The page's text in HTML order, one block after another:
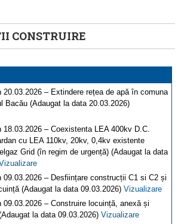
CONSTRUIRE
20.03.2026 – Extindere rețea de apă în comuna
Bacău (Adaugat la data 20.03.2026)
18.03.2026 – Coexistenta LEA 400kv D.C.
cu LEA 110kv, 20kv, 0,4kv existente
Grid (în regim de urgență) (Adaugat la data
09.03.2026 – Desființare construcții C1 si C2 și
(Adaugat la data 09.03.2026) Vizualizare
09.03.2026 – Construire locuință, anexă și
la data 09.03.2026) Vizualizare